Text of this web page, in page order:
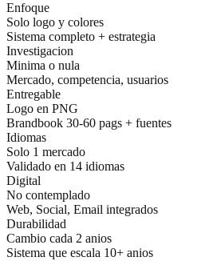
Enfoque
Solo logo y colores
Sistema completo + estrategia
Investigacion
Minima o nula
Mercado, competencia, usuarios
Entregable
Logo en PNG
Brandbook 30-60 pags + fuentes
Idiomas
Solo 1 mercado
Validado en 14 idiomas
Digital
No contemplado
Web, Social, Email integrados
Durabilidad
Cambio cada 2 anios
Sistema que escala 10+ anios